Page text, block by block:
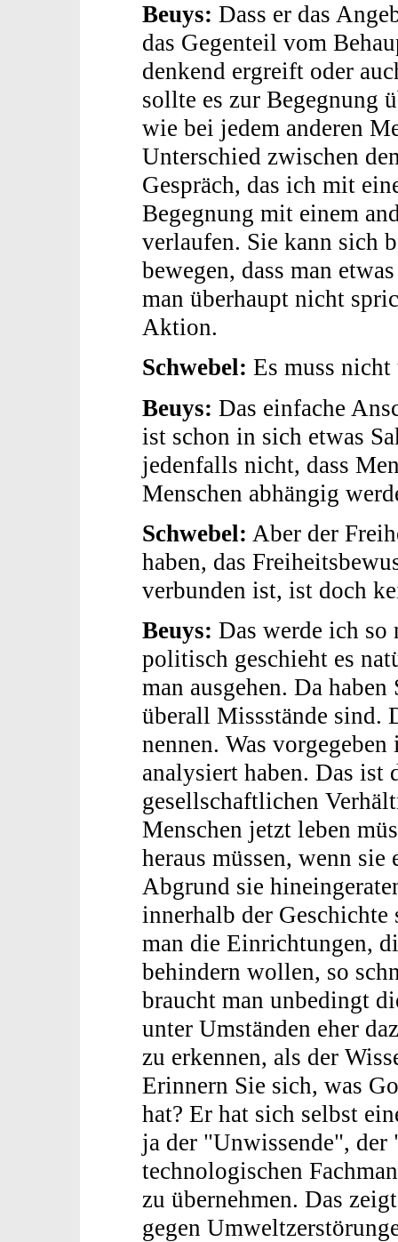
Beuys: Dass er das
das Gegenteil vom
denkend ergreift oder
sollte es zur Begegnung
wie bei jedem anderen
Unterschied zwischen
Gespräch, das ich mit
Begegnung mit einem
verlaufen. Sie kann sich
bewegen, dass man
man überhaupt nicht
Aktion.
Schwebel: Es muss
Beuys: Das einfache
ist schon in sich etwas
jedenfalls nicht, dass
Menschen abhängig
Schwebel: Aber der
haben, das
verbunden ist, ist doch
Beuys: Das werde ich so
politisch geschieht es
man ausgehen. Da
überall Missstände sind.
nennen. Was
analysiert haben. Das ist
gesellschaftlichen
Menschen jetzt leben
heraus müssen, wenn
Abgrund sie
innerhalb der
man die Einrichtungen,
behindern wollen, so
braucht man unbedingt
unter Umständen eher
zu erkennen, als der
Erinnern Sie sich, was
hat? Er hat sich selbst
ja der "Unwissende",
technologischen
zu übernehmen. Das
gegen